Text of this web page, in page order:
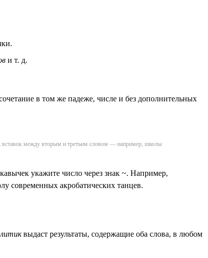
и т. д.
в том же падеже, числе и без дополнительных
вставок между вторым и третьим словом — например, школы
укажите число через знак ~. Например,
современных акробатических танцев.
выдаст результаты, содержащие оба слова, в любом